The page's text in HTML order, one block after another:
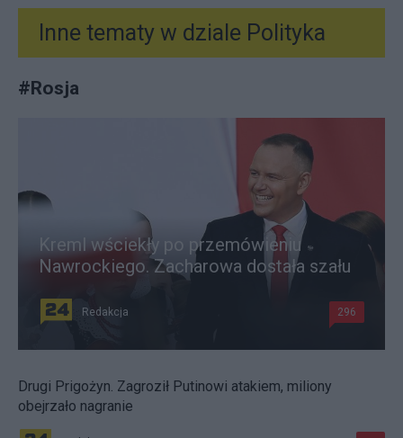
Inne tematy w dziale Polityka
#Rosja
Kreml wściekły po przemówieniu
Nawrockiego. Zacharowa dostała szału
Redakcja 296
Drugi Prigożyn. Zagroził Putinowi atakiem, miliony
obejrzało nagranie